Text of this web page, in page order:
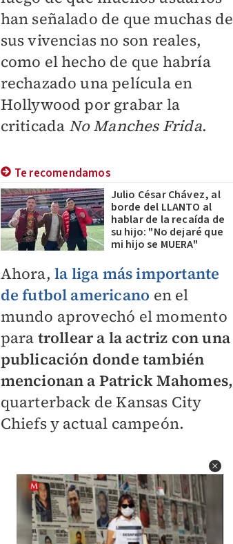
han señalado de que muchas de
sus vivencias no son reales,
como el hecho de que habría
rechazado una película en
Hollywood por grabar la
criticada No Manches Frida.
Te recomendamos
Julio César Chávez, al
borde del LLANTO al
hablar de la recaída de
su hijo: "No dejaré que
mi hijo se MUERA"
Ahora, la liga más importante
de futbol americano en el
mundo aprovechó el momento
para trollear a la actriz con una
publicación donde también
mencionan a Patrick Mahomes,
quarterback de Kansas City
Chiefs y actual campeón.